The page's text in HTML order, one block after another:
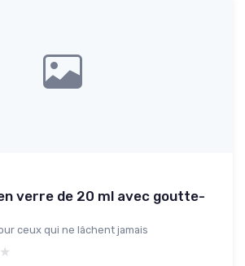
verre de 20 ml avec goutte-
ceux qui ne lâchent jamais